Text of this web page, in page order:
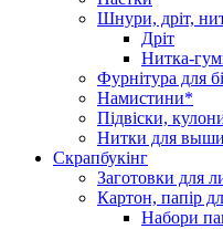
Шнури, дріт,
Дріт
Нитка-
Фурнітура для
Намистини*
Підвіски,
Нитки для
Скрапбукінг
Заготовки для
Картон, папір
Набори